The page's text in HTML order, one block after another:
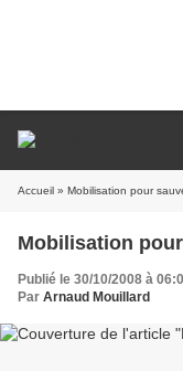
Accueil » Mobilisation pour
Mobilisation
Publié le 30/10/2008 à
Par Arnaud Mouillard